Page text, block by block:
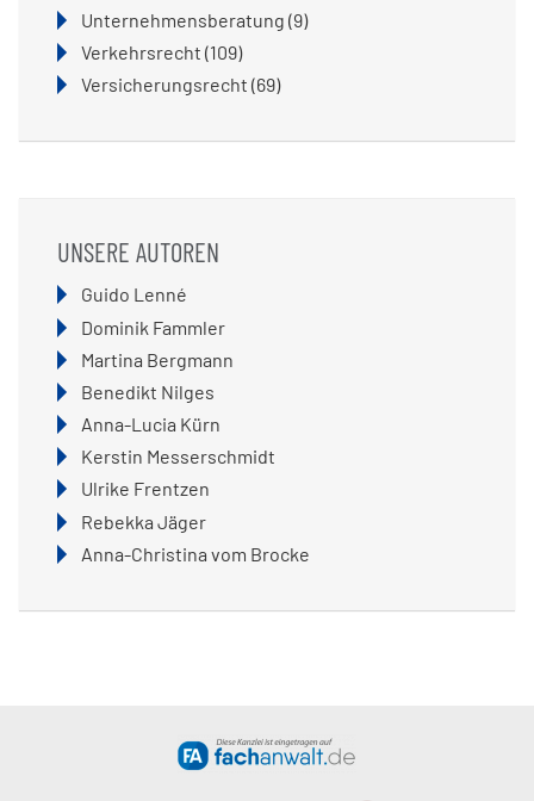
Unternehmensberatung (9)
Verkehrsrecht (109)
Versicherungsrecht (69)
UNSERE AUTOREN
Navigation
überspringen
Guido Lenné
Dominik Fammler
Martina Bergmann
Benedikt Nilges
Anna-Lucia Kürn
Kerstin Messerschmidt
Ulrike Frentzen
Rebekka Jäger
Anna-Christina vom Brocke